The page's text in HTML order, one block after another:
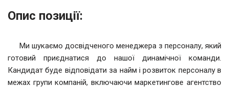
Опис позиції:
Ми шукаємо досвідченого менеджера з персоналу, який
готовий приєднатися до нашої динамічної команди.
Кандидат буде відповідати за найм і розвиток персоналу в
межах групи компаній, включаючи маркетингове агентство